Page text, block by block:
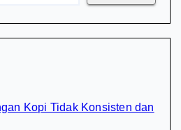
Kopi Tidak Konsisten dan